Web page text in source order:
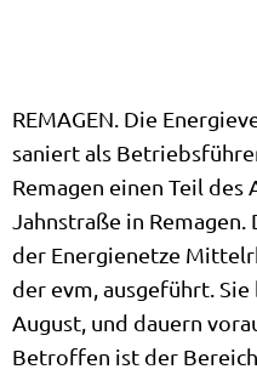
REMAGEN. Die
saniert als
Remagen einen Teil des
Jahnstraße in
der Energienetze
der evm, ausgeführt. Sie
August, und dauern
Betroffen ist der